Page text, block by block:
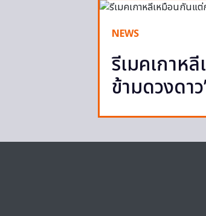
NEWS
รีเมคเกาห
ข้ามดวงดา